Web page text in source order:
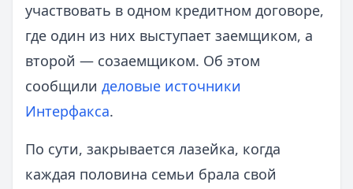
участвовать в одном кредитном договоре,
где один из них выступает заемщиком, а
второй — созаемщиком. Об этом
сообщили деловые источники
Интерфакса.
По сути, закрывается лазейка, когда
каждая половина семьи брала свой